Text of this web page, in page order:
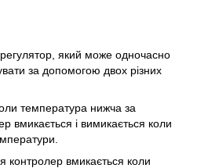
який може одночасно
за допомогою двох різних
температура нижча за
вмикається і вимикається коли
контролер вмикається коли